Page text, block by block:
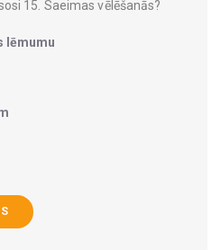
15. Saeimas vēlēšanās?
lēmumu